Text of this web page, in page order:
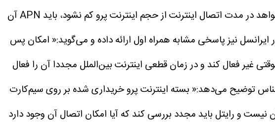
پیش آمد و مجدد اینترنت بین الملل محدود شد، کاربر اشتراک بین‌الملل را از دست نمی‌دهد. اگر کاربر بخواهد در مدت اتصال اینترنت از حجم اینترنت پرو کم نشود، باید APN آن
ایرانسل نیز پاسخی مشابه همراه اول ارائه داده و می‌گوید:« امکان پس
غیر فعال کند و در زمان قطعی اینترنت بین‌الملل مجددا آن را فعال
توضیح می‌دهد:« بسته اینترنت پرو خریداری شده بر روی سیم‌کارت
و رایتل باید مجدد بررسی کند که آیا امکان اتصال آن وجود دارد